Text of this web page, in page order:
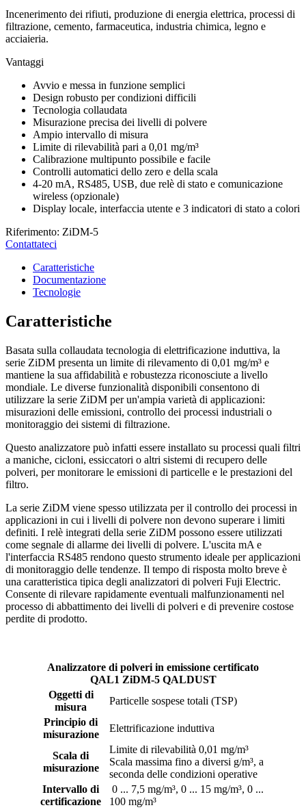
Incenerimento dei rifiuti, produzione di energia elettrica, processi di
filtrazione, cemento, farmaceutica, industria chimica, legno e
acciaieria.
Vantaggi
Avvio e messa in funzione semplici
Design robusto per condizioni difficili
Tecnologia collaudata
Misurazione precisa dei livelli di polvere
Ampio intervallo di misura
Limite di rilevabilità pari a 0,01 mg/m³
Calibrazione multipunto possibile e facile
Controlli automatici dello zero e della scala
4-20 mA, RS485, USB, due relè di stato e comunicazione
wireless (opzionale)
Display locale, interfaccia utente e 3 indicatori di stato a colori
Riferimento: ZiDM-5
Contattateci
Caratteristiche
Documentazione
Tecnologie
Caratteristiche
Basata sulla collaudata tecnologia di elettrificazione induttiva, la
serie ZiDM presenta un limite di rilevamento di 0,01 mg/m³ e
mantiene la sua affidabilità e robustezza riconosciute a livello
mondiale. Le diverse funzionalità disponibili consentono di
utilizzare la serie ZiDM per un'ampia varietà di applicazioni:
misurazioni delle emissioni, controllo dei processi industriali o
monitoraggio dei sistemi di filtrazione.
Questo analizzatore può infatti essere installato su processi quali filtri
a maniche, cicloni, essiccatori o altri sistemi di recupero delle
polveri, per monitorare le emissioni di particelle e le prestazioni del
filtro.
La serie ZiDM viene spesso utilizzata per il controllo dei processi in
applicazioni in cui i livelli di polvere non devono superare i limiti
definiti. I relè integrati della serie ZiDM possono essere utilizzati
come segnale di allarme dei livelli di polvere. L'uscita mA e
l'interfaccia RS485 rendono questo strumento ideale per applicazioni
di monitoraggio delle tendenze. Il tempo di risposta molto breve è
una caratteristica tipica degli analizzatori di polveri Fuji Electric.
Consente di rilevare rapidamente eventuali malfunzionamenti nel
processo di abbattimento dei livelli di polveri e di prevenire costose
perdite di prodotto.
Analizzatore di polveri in emissione certificato
QAL1 ZiDM-5 QALDUST
Oggetti di
misura
Particelle sospese totali (TSP)
Principio di
misurazione
Elettrificazione induttiva
Scala di
misurazione
Limite di rilevabilità 0,01 mg/m³
Scala massima fino a diversi g/m³, a
seconda delle condizioni operative
Intervallo di
certificazione
0 ... 7,5 mg/m³, 0 ... 15 mg/m³, 0 ...
100 mg/m³